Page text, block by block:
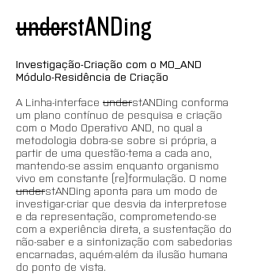
understANDing
Investigação-Criação com o MO_AND
Módulo-Residência de Criação
A Linha-interface understANDing conforma
um plano contínuo de pesquisa e criação
com o Modo Operativo AND, no qual a
metodologia dobra-se sobre si própria, a
partir de uma questão-tema a cada ano,
mantendo-se assim enquanto organismo
vivo em constante (re)formulação. O nome
understANDing aponta para um modo de
investigar-criar que desvia da interpretose
e da representação, comprometendo-se
com a experiência direta, a sustentação do
não-saber e a sintonização com sabedorias
encarnadas, aquém-além da ilusão humana
do ponto de vista.